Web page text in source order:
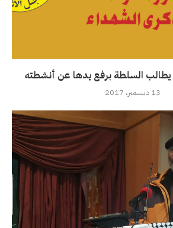
يطالب السلطة برفع يدها عن أنشطته
13 ديسمبر، 2017